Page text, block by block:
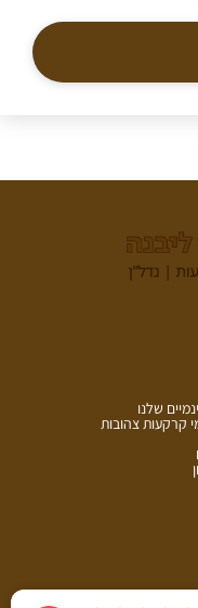
שלנו
קרקעות צהובות